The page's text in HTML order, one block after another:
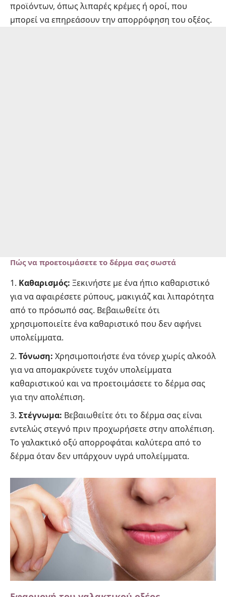
προϊόντων, όπως λιπαρές κρέμες ή οροί, που
μπορεί να επηρεάσουν την απορρόφηση του οξέος.
Πώς να προετοιμάσετε το δέρμα σας σωστά
Καθαρισμός: Ξεκινήστε με ένα ήπιο καθαριστικό
για να αφαιρέσετε ρύπους, μακιγιάζ και λιπαρότητα
από το πρόσωπό σας. Βεβαιωθείτε ότι
χρησιμοποιείτε ένα καθαριστικό που δεν αφήνει
υπολείμματα.
Τόνωση: Χρησιμοποιήστε ένα τόνερ χωρίς αλκοόλ
για να απομακρύνετε τυχόν υπολείμματα
καθαριστικού και να προετοιμάσετε το δέρμα σας
για την απολέπιση.
Στέγνωμα: Βεβαιωθείτε ότι το δέρμα σας είναι
εντελώς στεγνό πριν προχωρήσετε στην απολέπιση.
Το γαλακτικό οξύ απορροφάται καλύτερα από το
δέρμα όταν δεν υπάρχουν υγρά υπολείμματα.